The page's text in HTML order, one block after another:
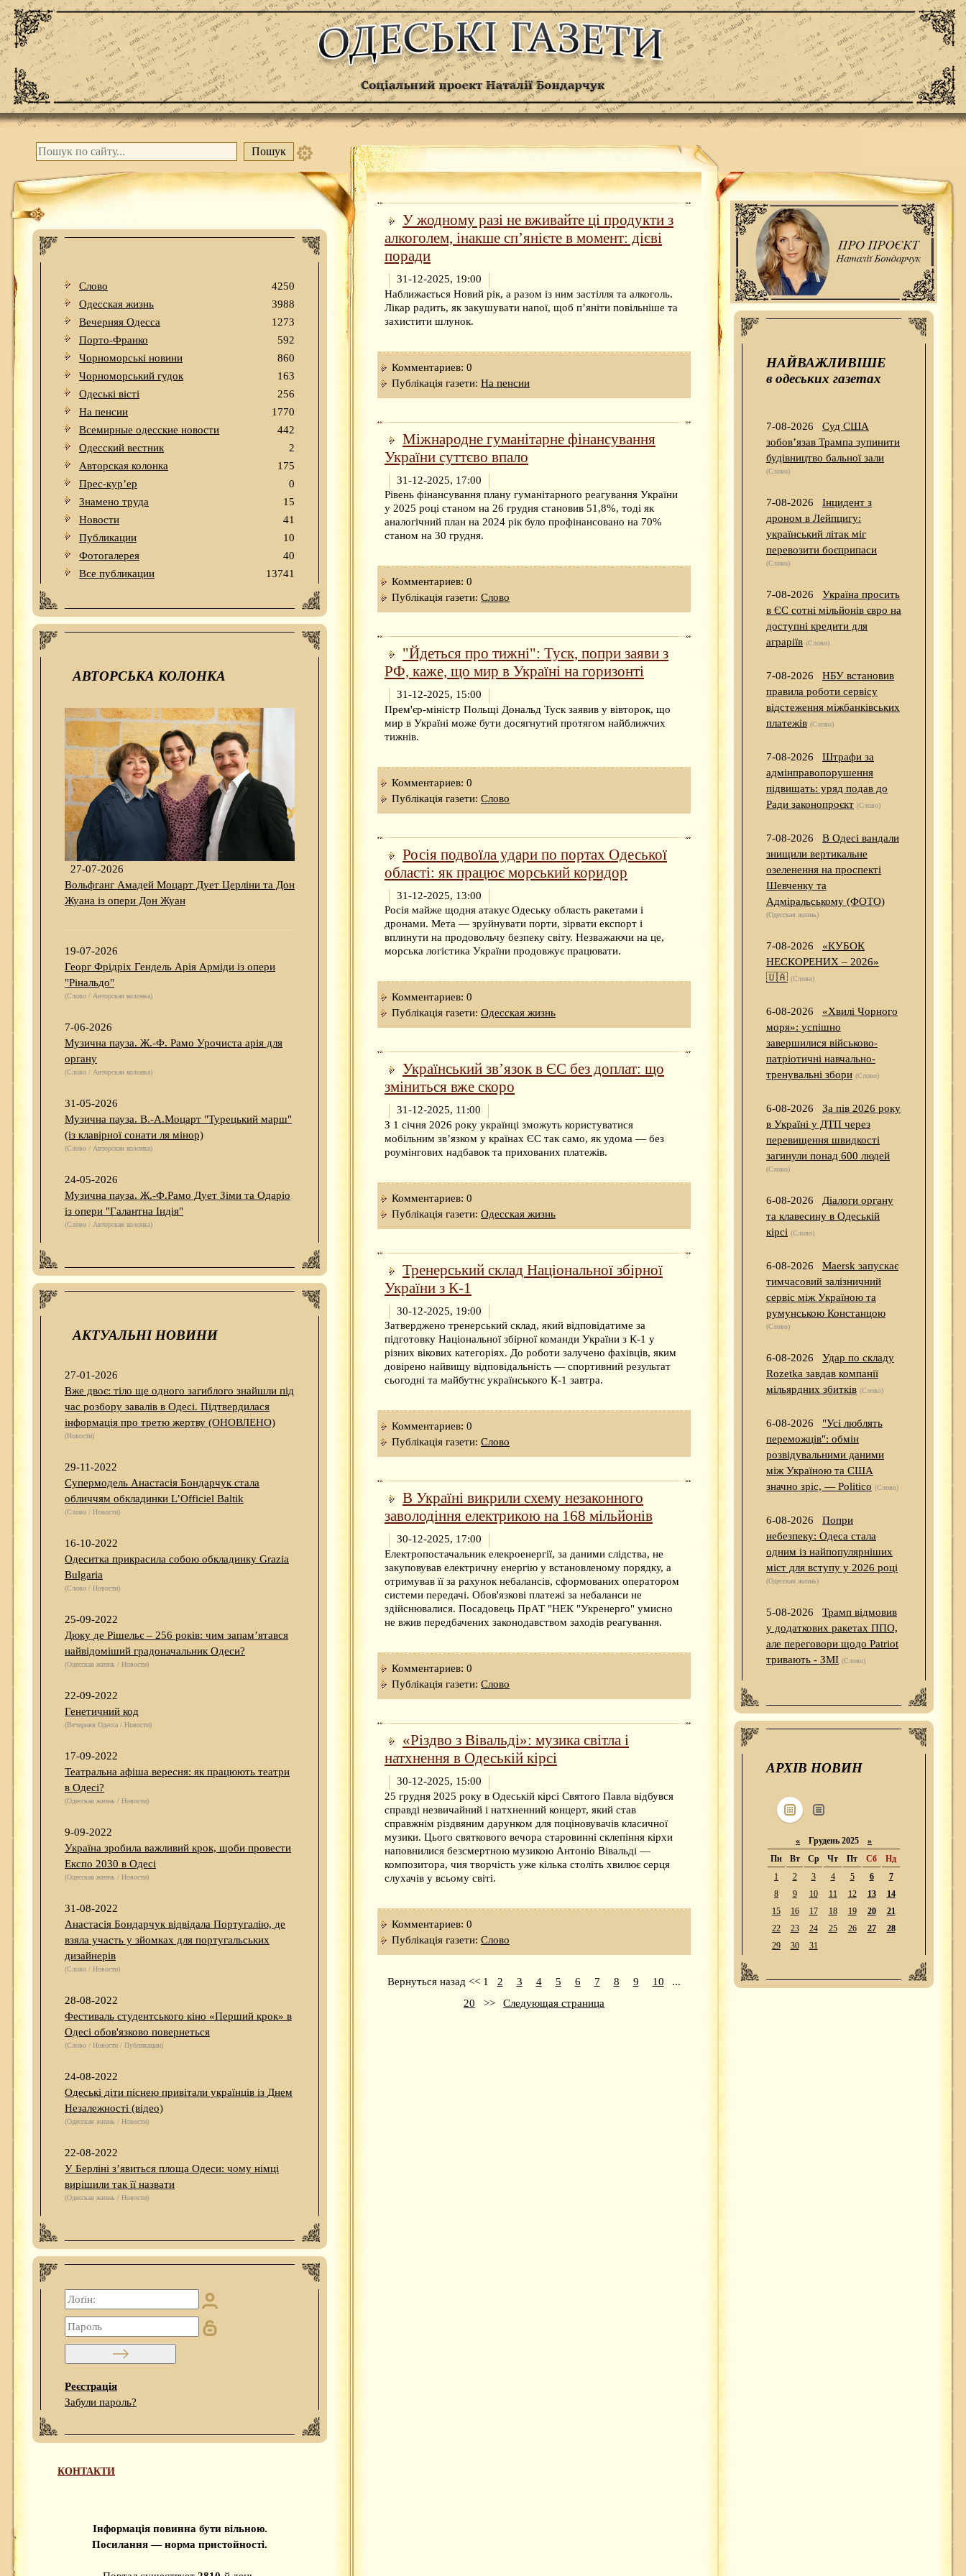
Слово
4250
Одесская жизнь
3988
Вечерняя Одесса
1273
Порто-Франко
592
Чорноморські новини
860
Чорноморський гудок
163
Одеськi вiстi
256
На пенсии
1770
Всемирные одесские новости
442
Одесский вестник
2
Авторская колонка
175
Прес-кур’ер
0
Знамено труда
15
Новости
41
Публикации
10
Фотогалерея
40
Все публикации
13741
АВТОРСЬКА КОЛОНКА
27-07-2026
Вольфганг Амадей Моцарт Дует Церліни та Дон
Жуана із опери Дон Жуан
19-07-2026
Георг Фрідріх Гендель Арія Арміди із опери
"Рінальдо"
(Слово / Авторская колонка)
7-06-2026
Музична пауза. Ж.-Ф. Рамо Урочиста арія для
органу
(Слово / Авторская колонка)
31-05-2026
Музична пауза. В.-А.Моцарт "Турецький марш"
(із клавірної сонати ля мінор)
(Слово / Авторская колонка)
24-05-2026
Музична пауза. Ж.-Ф.Рамо Дует Зіми та Одаріо
із опери "Галантна Індія"
(Слово / Авторская колонка)
АКТУАЛЬНІ НОВИНИ
27-01-2026
Вже двоє: тіло ще одного загиблого знайшли під
час розбору завалів в Одесі. Підтвердилася
інформація про третю жертву (ОНОВЛЕНО)
(Новости)
29-11-2022
Супермодель Анастасія Бондарчук стала
обличчям обкладинки L’Officiel Baltik
(Слово / Новости)
16-10-2022
Одеситка прикрасила собою обкладинку Grazia
Bulgaria
(Слово / Новости)
25-09-2022
Дюку де Рішельє – 256 років: чим запам’ятався
найвідоміший градоначальник Одеси?
(Одесская жизнь / Новости)
22-09-2022
Генетичний код
(Вечерняя Одесса / Новости)
17-09-2022
Театральна афіша вересня: як працюють театри
в Одесі?
(Одесская жизнь / Новости)
9-09-2022
Україна зробила важливий крок, щоби провести
Експо 2030 в Одесі
(Одесская жизнь / Новости)
31-08-2022
Анастасія Бондарчук відвідала Португалію, де
взяла участь у зйомках для португальських
дизайнерів
(Слово / Новости)
28-08-2022
Фестиваль студентського кіно «Перший крок» в
Одесі обов'язково повернеться
(Слово / Новости / Публикации)
24-08-2022
Одеські діти піснею привітали українців із Днем
Незалежності (відео)
(Одесская жизнь / Новости)
22-08-2022
У Берліні з’явиться площа Одеси: чому німці
вирішили так її назвати
(Одесская жизнь / Новости)
Реєстрація
Забули пароль?
КОНТАКТИ
Інформація повинна бути вільною.
Посилання — норма пристойності.
У жодному разі не вживайте ці продукти з
алкоголем, інакше сп’янієте в момент: дієві
поради
31-12-2025, 19:00
Наближається Новий рік, а разом із ним застілля та алкоголь.
Лікар радить, як закушувати напої, щоб п’яніти повільніше та
захистити шлунок.
Комментариев: 0
Публікація газети: На пенсии
Міжнародне гуманітарне фінансування
України суттєво впало
31-12-2025, 17:00
Рівень фінансування плану гуманітарного реагування України
у 2025 році станом на 26 грудня становив 51,8%, тоді як
аналогічний план на 2024 рік було профінансовано на 70%
станом на 30 грудня.
Комментариев: 0
Публікація газети: Слово
"Йдеться про тижні": Туск, попри заяви з
РФ, каже, що мир в Україні на горизонті
31-12-2025, 15:00
Прем'єр-міністр Польщі Дональд Туск заявив у вівторок, що
мир в Україні може бути досягнутий протягом найближчих
тижнів.
Комментариев: 0
Публікація газети: Слово
Росія подвоїла удари по портах Одеської
області: як працює морський коридор
31-12-2025, 13:00
Росія майже щодня атакує Одеську область ракетами і
дронами. Мета — зруйнувати порти, зірвати експорт і
вплинути на продовольчу безпеку світу. Незважаючи на це,
морська логістика України продовжує працювати.
Комментариев: 0
Публікація газети: Одесская жизнь
Український зв’язок в ЄС без доплат: що
зміниться вже скоро
31-12-2025, 11:00
З 1 січня 2026 року українці зможуть користуватися
мобільним зв’язком у країнах ЄС так само, як удома — без
роумінгових надбавок та прихованих платежів.
Комментариев: 0
Публікація газети: Одесская жизнь
Тренерський склад Національної збірної
України з К-1
30-12-2025, 19:00
Затверджено тренерський склад, який відповідатиме за
підготовку Національної збірної команди України з К-1 у
різних вікових категоріях. До роботи залучено фахівців, яким
довірено найвищу відповідальність — спортивний результат
сьогодні та майбутнє українського К-1 завтра.
Комментариев: 0
Публікація газети: Слово
В Україні викрили схему незаконного
заволодіння електрикою на 168 мільйонів
30-12-2025, 17:00
Електропостачальник елекроенергії, за даними слідства, не
закуповував електричну енергію у встановленому порядку, а
отримував її за рахунок небалансів, сформованих оператором
системи передачі. Обов'язкові платежі за небаланси не
здійснювалися. Посадовець ПрАТ "НЕК "Укренерго" умисно
не вжив передбачених законодавством заходів реагування.
Комментариев: 0
Публікація газети: Слово
«Різдво з Вівальді»: музика світла і
натхнення в Одеській кірсі
30-12-2025, 15:00
25 грудня 2025 року в Одеській кірсі Святого Павла відбувся
справді незвичайний і натхненний концерт, який став
справжнім різдвяним дарунком для поціновувачів класичної
музики. Цього святкового вечора старовинні склепіння кірхи
наповнилися безсмертною музикою Антоніо Вівальді —
композитора, чия творчість уже кілька століть хвилює серця
слухачів у всьому світі.
Комментариев: 0
Публікація газети: Слово
Вернуться назад << 1 2 3 4 5 6 7 8 9 10
...
20
>> Следующая страница
НАЙВАЖЛИВІШЕ
в одеських газетах
7-08-2026
Суд США
зобов’язав Трампа зупинити
будівництво бальної зали
(Слово)
7-08-2026
Інцидент з
дроном в Лейпцигу:
український літак міг
перевозити боєприпаси
(Слово)
7-08-2026
Україна просить
в ЄС сотні мільйонів євро на
доступні кредити для
аграріїв (Слово)
7-08-2026
НБУ встановив
правила роботи сервісу
відстеження міжбанківських
платежів (Слово)
7-08-2026
Штрафи за
адмінправопорушення
підвищать: уряд подав до
Ради законопроєкт (Слово)
7-08-2026
В Одесі вандали
знищили вертикальне
озеленення на проспекті
Шевченку та
Адміральському (ФОТО)
(Одесская жизнь)
7-08-2026
«КУБОК
НЕСКОРЕНИХ – 2026»
🇺🇦 (Слово)
6-08-2026
«Хвилі Чорного
моря»: успішно
завершилися військово-
патріотичні навчально-
тренувальні збори (Слово)
6-08-2026
За пів 2026 року
в Україні у ДТП через
перевищення швидкості
загинули понад 600 людей
(Слово)
6-08-2026
Діалоги органу
та клавесину в Одеській
кірсі (Слово)
6-08-2026
Maersk запускає
тимчасовий залізничний
сервіс між Україною та
румунською Констанцою
(Слово)
6-08-2026
Удар по складу
Rozetka завдав компанії
мільярдних збитків (Слово)
6-08-2026
"Усі люблять
переможців": обмін
розвідувальними даними
між Україною та США
значно зріс, — Politico (Слово)
6-08-2026
Попри
небезпеку: Одеса стала
одним із найпопулярніших
міст для вступу у 2026 році
(Одесская жизнь)
5-08-2026
Трамп відмовив
у додаткових ракетах ППО,
але переговори щодо Patriot
тривають - ЗМІ (Слово)
АРХІВ НОВИН
« Грудень 2025 »
Пн
Вт Ср Чт Пт Сб
Нд
1
2 3 4 5 6
7
8
9 10 11 12 13
14
15
16 17 18 19 20
21
22
23 24 25 26 27
28
29
30 31